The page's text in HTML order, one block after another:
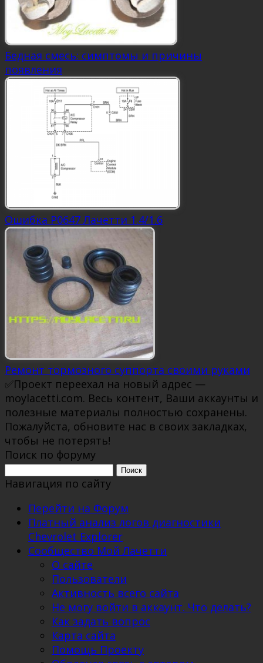
Бедная смесь: симптомы и причины
появления
Ошибка P0647 Лачетти 1.4/1.6
Ремонт тормозного суппорта своими руками
✅Проект переехал на новый адрес —
moylacetti.com. Весь контент, Ваши аккаунты и
полезные материалы полностью сохранены.
Пожалуйста, обновите нас в своих закладках,
чтобы не потерять!
Поиск по форуму
Поиск:
Навигация по сайту
Перейти на Форум
Платный анализ логов диагностики
Chevrolet Explorer
Сообщество Мой Лачетти
О сайте
Пользователи
Активность всего сайта
Не могу войти в аккаунт. Что делать?
Как задать вопрос
Карта сайта
Помощь Проекту